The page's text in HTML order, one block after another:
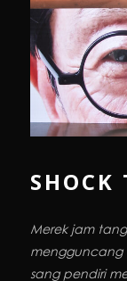
SHOCK
Merek jam
sang pendiri